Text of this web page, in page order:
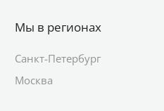
Мы в регионах
Санкт-Петербург
Москва